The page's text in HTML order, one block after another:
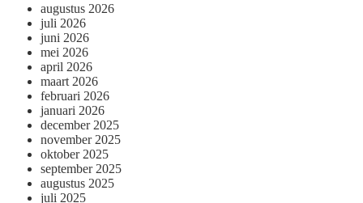
augustus 2026
juli 2026
juni 2026
mei 2026
april 2026
maart 2026
februari 2026
januari 2026
december 2025
november 2025
oktober 2025
september 2025
augustus 2025
juli 2025